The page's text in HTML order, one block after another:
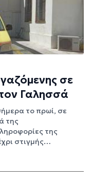
σε
Γαλησσά
το πρωί, σε
της
της
στιγμής…